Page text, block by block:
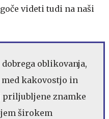
videti tudi na naši
dobrega oblikovanja,
kakovostjo in
priljubljene znamke
širokem